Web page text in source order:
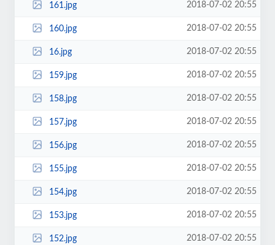
161.jpg 2018-07-02 20:55
160.jpg 2018-07-02 20:55
16.jpg 2018-07-02 20:55
159.jpg 2018-07-02 20:55
158.jpg 2018-07-02 20:55
157.jpg 2018-07-02 20:55
156.jpg 2018-07-02 20:55
155.jpg 2018-07-02 20:55
154.jpg 2018-07-02 20:55
153.jpg 2018-07-02 20:55
152.jpg 2018-07-02 20:55